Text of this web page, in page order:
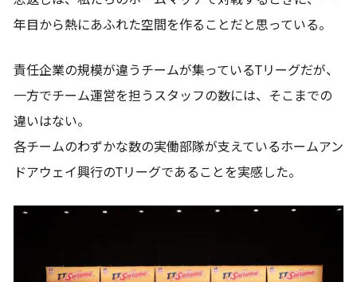
年目から熱にあふれた空間を作ることだと思っている。
責任企業の規模が違うチームが集っているTリーグだが、
一方でチーム運営を担うスタッフの数には、そこまでの
違いはない。
各チームのわずかな数の実働部隊が支えているホームアン
ドアウェイ興行のTリーグであることを実感した。